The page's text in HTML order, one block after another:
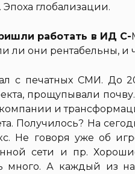
Эпоха глобализации.
работать в ИД С-
ли они рентабельны, и
с печатных СМИ. До
прощупывали
и
Получилось? На
Не говоря уже об
сети и пр.
много. А каждый из